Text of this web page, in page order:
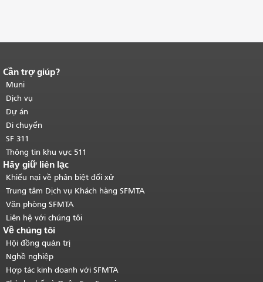
Kết thúc nội dung trang.
của trang này được lặp lại trên mọi
trang.Quay lại đầu trang nội dung
chính.
Cần trợ giúp?
Muni
Dịch vụ
Dự án
Di chuyển
SF 311
Thông tin khu vực 511
Hãy giữ liên lạc
Khiếu nại về phân biệt đối xử
Trung tâm Dịch vụ Khách hàng SFMTA
Văn phòng SFMTA
Liên hệ với chúng tôi
Về chúng tôi
Hội đồng quản trị
Nghề nghiệp
Hợp tác kinh doanh với SFMTA